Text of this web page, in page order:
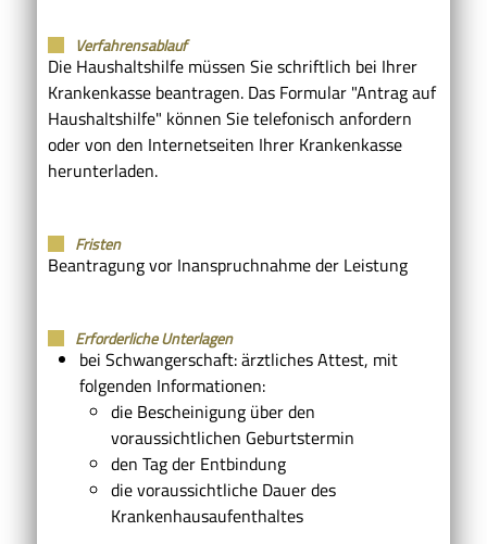
Verfahrensablauf
Die Haushaltshilfe müssen Sie schriftlich bei Ihrer
Krankenkasse beantragen. Das Formular "Antrag auf
Haushaltshilfe" können Sie telefonisch anfordern
oder von den Internetseiten Ihrer Krankenkasse
herunterladen.
Fristen
Beantragung vor Inanspruchnahme der Leistung
Erforderliche Unterlagen
bei Schwangerschaft: ärztliches Attest, mit
folgenden Informationen:
die Bescheinigung über den
voraussichtlichen Geburtstermin
den Tag der Entbindung
die voraussichtliche Dauer des
Krankenhausaufenthaltes